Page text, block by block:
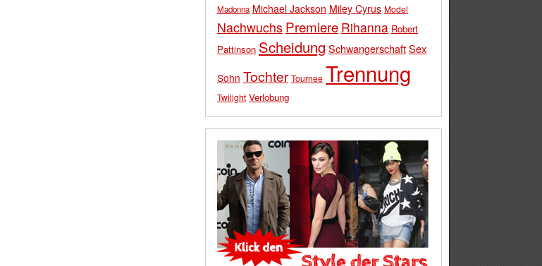
Madonna Michael Jackson Miley Cyrus Model
Nachwuchs Premiere Rihanna Robert
Pattinson Scheidung SchwangerschaftSex
Sohn Tochter Tournee Trennung
Twilight Verlobung